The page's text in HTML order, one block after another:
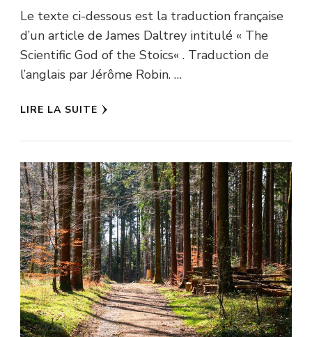
Le texte ci-dessous est la traduction française
d’un article de James Daltrey intitulé « The
Scientific God of the Stoics« . Traduction de
l’anglais par Jérôme Robin. …
LIRE LA SUITE